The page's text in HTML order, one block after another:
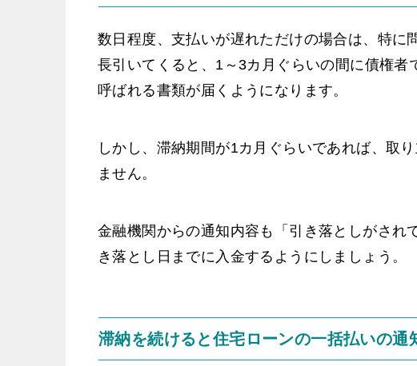
数日程度、支払いが遅れただけの場合は、特に
長引いてくると、1～3カ月ぐらいの間に債権
呼ばれる書類が届くようになります。
しかし、滞納期間が1カ月ぐらいであれば、取
ません。
金融機関からの通知内容も「引き落としがされ
き落とし日までに入金するようにしましょう。
滞納を続けると住宅ローンの一括払いの通